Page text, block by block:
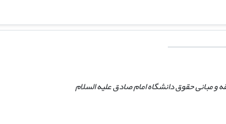
مبانی حقوق دانشگاه امام صادق علیه السلام